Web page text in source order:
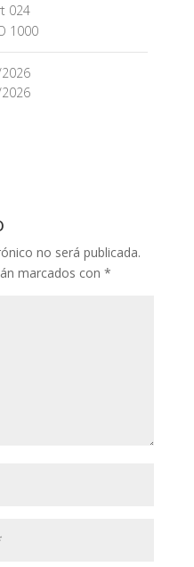
024
1000
no será publicada.
marcados con *